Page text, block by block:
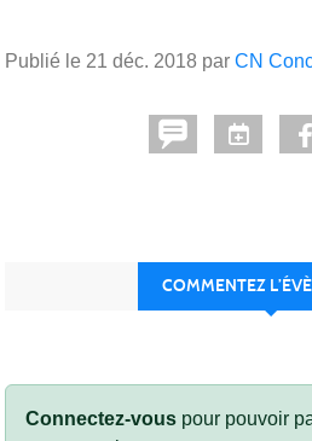
Publié le 21 déc. 2018 par CN
COMMENTEZ
Connectez-vous pour pouvoir